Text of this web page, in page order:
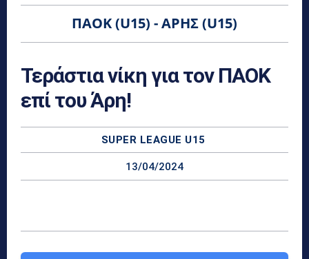
ΠΑΟΚ (U15) - ΆΡΗΣ (U15)
Τεράστια νίκη για τον ΠΑΟΚ
επί του Άρη!
SUPER LEAGUE U15
13/04/2024